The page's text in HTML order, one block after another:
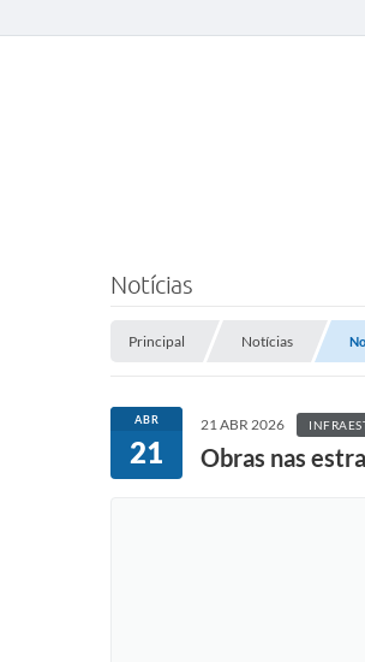
Notícias
Principal Notícias
ABR
21
21 ABR 2026
Obras nas